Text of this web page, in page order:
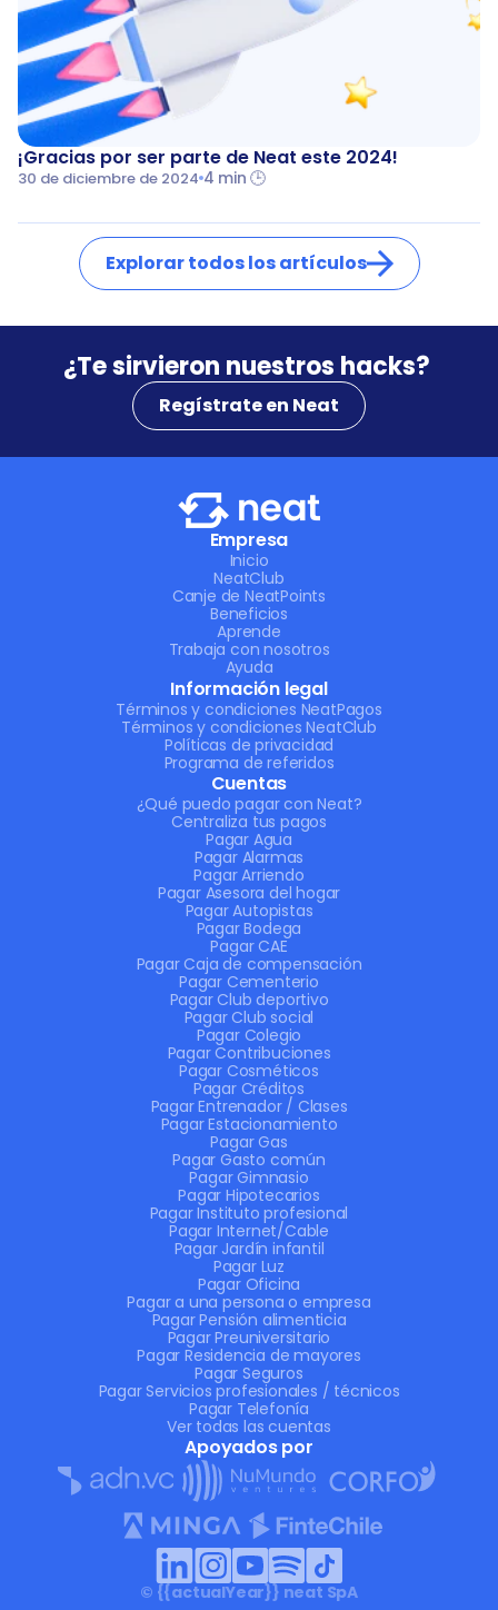
¡Gracias por ser parte de Neat este 2024!
30 de diciembre de 2024 4 min 🕒
Explorar todos los artículos
¿Te sirvieron nuestros hacks?
Regístrate en Neat
Empresa
Inicio
NeatClub
Canje de NeatPoints
Beneficios
Aprende
Trabaja con nosotros
Ayuda
Información legal
Términos y condiciones NeatPagos
Términos y condiciones NeatClub
Políticas de privacidad
Programa de referidos
Cuentas
¿Qué puedo pagar con Neat?
Centraliza tus pagos
Pagar Agua
Pagar Alarmas
Pagar Arriendo
Pagar Asesora del hogar
Pagar Autopistas
Pagar Bodega
Pagar CAE
Pagar Caja de compensación
Pagar Cementerio
Pagar Club deportivo
Pagar Club social
Pagar Colegio
Pagar Contribuciones
Pagar Cosméticos
Pagar Créditos
Pagar Entrenador / Clases
Pagar Estacionamiento
Pagar Gas
Pagar Gasto común
Pagar Gimnasio
Pagar Hipotecarios
Pagar Instituto profesional
Pagar Internet/Cable
Pagar Jardín infantil
Pagar Luz
Pagar Oficina
Pagar a una persona o empresa
Pagar Pensión alimenticia
Pagar Preuniversitario
Pagar Residencia de mayores
Pagar Seguros
Pagar Servicios profesionales / técnicos
Pagar Telefonía
Ver todas las cuentas
Apoyados por
© {{actualYear}} neat SpA